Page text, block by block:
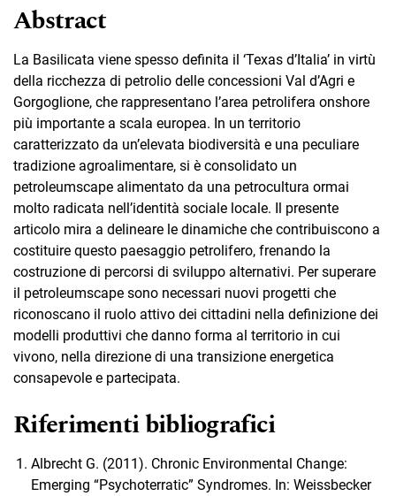
Abstract
La Basilicata viene spesso definita il ‘Texas d’Italia’ in virtù
della ricchezza di petrolio delle concessioni Val d’Agri e
Gorgoglione, che rappresentano l’area petrolifera onshore
più importante a scala europea. In un territorio
caratterizzato da un’elevata biodiversità e una peculiare
tradizione agroalimentare, si è consolidato un
petroleumscape alimentato da una petrocultura ormai
molto radicata nell’identità sociale locale. Il presente
articolo mira a delineare le dinamiche che contribuiscono a
costituire questo paesaggio petrolifero, frenando la
costruzione di percorsi di sviluppo alternativi. Per superare
il petroleumscape sono necessari nuovi progetti che
riconoscano il ruolo attivo dei cittadini nella definizione dei
modelli produttivi che danno forma al territorio in cui
vivono, nella direzione di una transizione energetica
consapevole e partecipata.
Riferimenti bibliografici
Albrecht G. (2011). Chronic Environmental Change:
Emerging “Psychoterratic” Syndromes. In: Weissbecker